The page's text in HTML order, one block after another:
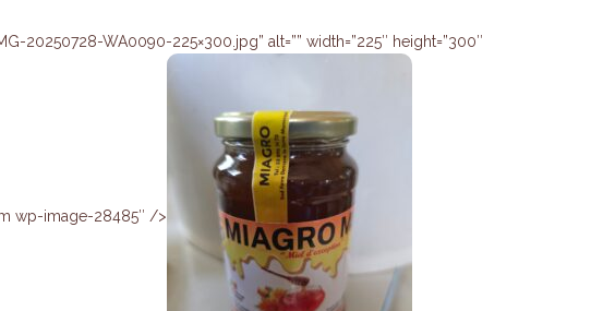
WA0090-225×300.jpg” alt=”” width=”225″ height=”300″
wp-image-28485″ />